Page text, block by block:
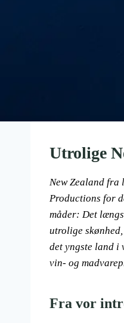
Utrolige
New Zealand fra
Productions for
måder: Det
utrolige
det yngste land i
vin- og
Fra vor